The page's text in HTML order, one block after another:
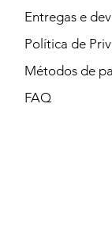
Entregas e
Política de
Métodos de
FAQ